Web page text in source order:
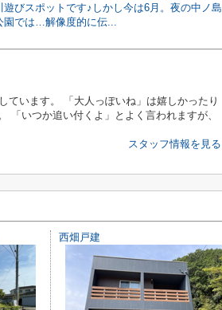
遊びスポットです♪しかし今は6月。夜の中ノ島
園では…解像度的に伝...
ています。 「大人っぽいね」は嬉しかったり
「いつか追い付くよ」とよく言われますが、
スタッフ情報を見る
西畑戸建